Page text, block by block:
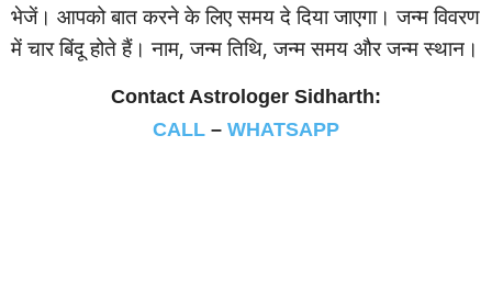
भेजें। आपको बात करने के लिए समय दे दिया जाएगा। जन्‍म विवरण
में चार बिंदू होते हैं। नाम, जन्‍म तिथि, जन्‍म समय और जन्‍म स्‍थान।
Contact Astrologer Sidharth:
CALL – WHATSAPP